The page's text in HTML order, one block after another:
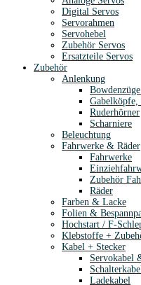
Digital Servos
Servorahmen
Servohebel
Zubehör Servos
Ersatzteile Servos
Zubehör
Anlenkung
Ruderhörner
Scharniere
Beleuchtung
Fahrwerke & Räder
Fahrwerke
Zubehör
Räder
Farben & Lacke
Folien &
Hochstart / F-
Klebstoffe +
Kabel + Stecker
Servokabel
Ladekabel